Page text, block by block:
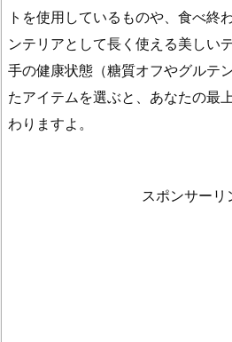
トを使用しているものや、食べ終
ンテリアとして長く使える美しい
手の健康状態（糖質オフやグルテ
たアイテムを選ぶと、あなたの最
わりますよ。
スポンサーリ